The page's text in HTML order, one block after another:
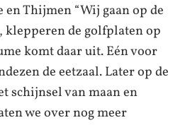
Thijmen “Wij gaan op de
klepperen de golfplaten op
komt daar uit. Eén voor
de eetzaal. Later op de
schijnsel van maan en
we over nog meer